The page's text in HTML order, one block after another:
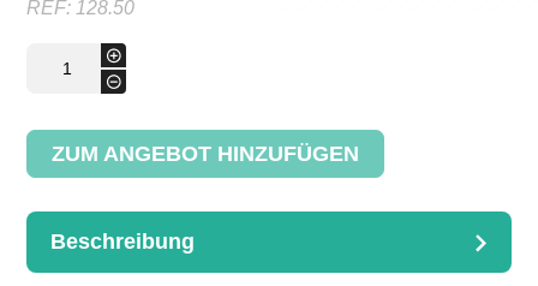
REF: 128.50
-
BaguetteKorb,
liegend
+
ZUM ANGEBOT HINZUFÜGEN
Beschreibung